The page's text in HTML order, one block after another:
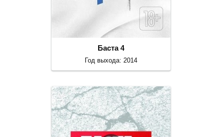
Баста 4
Год выхода: 2014